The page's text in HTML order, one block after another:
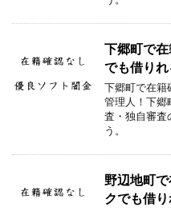
下郷町で
でも借り
下郷町で在籍
管理人！下郷
査・独自審査
う。
野辺地町
クでも借